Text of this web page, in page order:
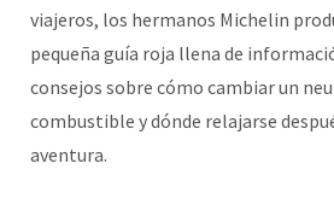
viajeros, los hermanos Michelin
pequeña guía roja llena de
consejos sobre cómo cambiar un
combustible y dónde relajarse
aventura.